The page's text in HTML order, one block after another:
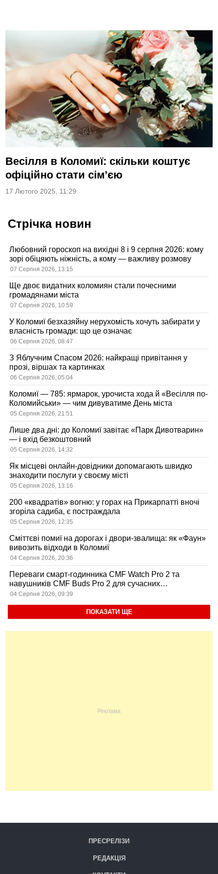
Весілля в Коломиї: скільки коштує
офіційно стати сім’єю
17 Лютого 2025, 11:29
Стрічка новин
Любовний гороскоп на вихідні 8 і 9 серпня 2026: кому
зорі обіцяють ніжність, а кому — важливу розмову
07 Серпня 2026, 13:15
Ще двоє видатних коломиян стали почесними
громадянами міста
07 Серпня 2026, 10:59
У Коломиї безхазяйну нерухомість хочуть забирати у
власність громади: що це означає
06 Серпня 2026, 08:47
З Яблучним Спасом 2026: найкращі привітання у
прозі, віршах та картинках
06 Серпня 2026, 05:04
Коломиї — 785: ярмарок, урочиста хода й «Весілля по-
Коломийськи» — чим дивуватиме День міста
05 Серпня 2026, 21:51
Лише два дні: до Коломиї завітає «Парк Дивотварин»
— і вхід безкоштовний
05 Серпня 2026, 14:32
Як місцеві онлайн-довідники допомагають швидко
знаходити послуги у своєму місті
05 Серпня 2026, 13:16
200 «квадратів» вогню: у горах на Прикарпатті вночі
згоріла садиба, є постраждала
05 Серпня 2026, 12:35
Сміттєві помиї на дорогах і двори-звалища: як «Фаун»
вивозить відходи в Коломиї
04 Серпня 2026, 20:36
Переваги смарт-годинника CMF Watch Pro 2 та
навушників CMF Buds Pro 2 для сучасних
користувачів
04 Серпня 2026, 09:39
ПОКАЗАТИ ЩЕ
ПРЕСРЕЛІЗИ
РЕДАКЦІЯ